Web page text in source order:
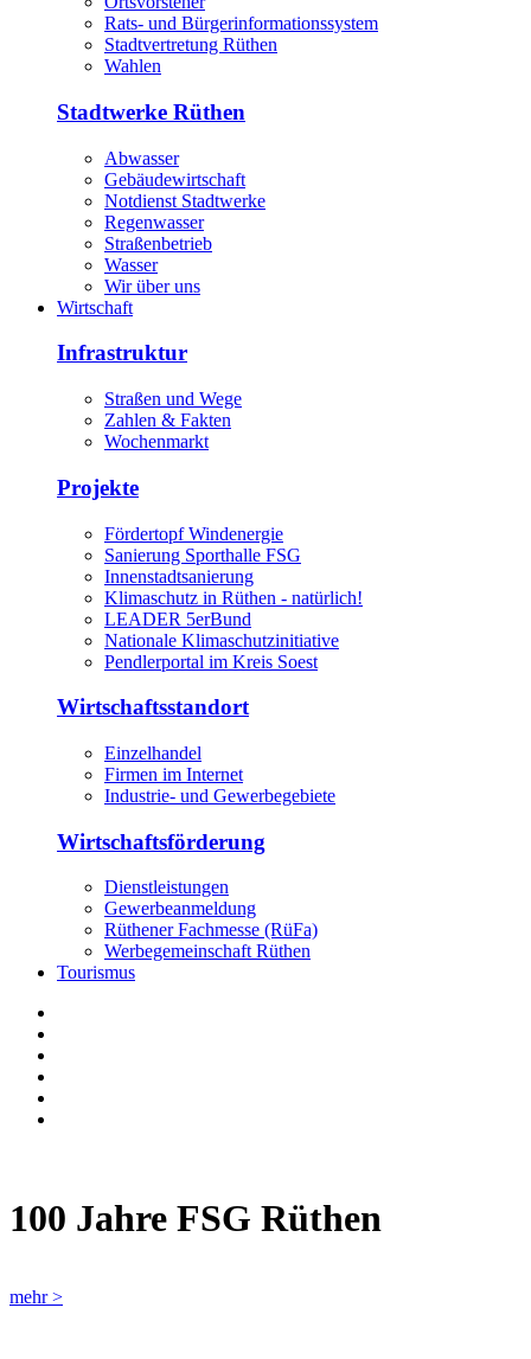
Rats- und Bürgerinformationssystem
Stadtvertretung Rüthen
Wahlen
Stadtwerke Rüthen
Abwasser
Gebäudewirtschaft
Notdienst Stadtwerke
Regenwasser
Straßenbetrieb
Wasser
Wir über uns
Wirtschaft
Infrastruktur
Straßen und Wege
Zahlen & Fakten
Wochenmarkt
Projekte
Fördertopf Windenergie
Sanierung Sporthalle FSG
Innenstadtsanierung
Klimaschutz in Rüthen - natürlich!
LEADER 5erBund
Nationale Klimaschutzinitiative
Pendlerportal im Kreis Soest
Wirtschaftsstandort
Einzelhandel
Firmen im Internet
Industrie- und Gewerbegebiete
Wirtschaftsförderung
Dienstleistungen
Gewerbeanmeldung
Rüthener Fachmesse (RüFa)
Werbegemeinschaft Rüthen
Tourismus
100 Jahre FSG Rüthen
mehr >